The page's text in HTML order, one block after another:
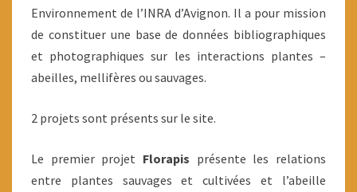
Environnement de l’INRA d’Avignon. Il a pour mission
de constituer une base de données bibliographiques
et photographiques sur les interactions plantes –
abeilles, mellifères ou sauvages.
2 projets sont présents sur le site.
Le premier projet Florapis présente les relations
entre plantes sauvages et cultivées et l’abeille